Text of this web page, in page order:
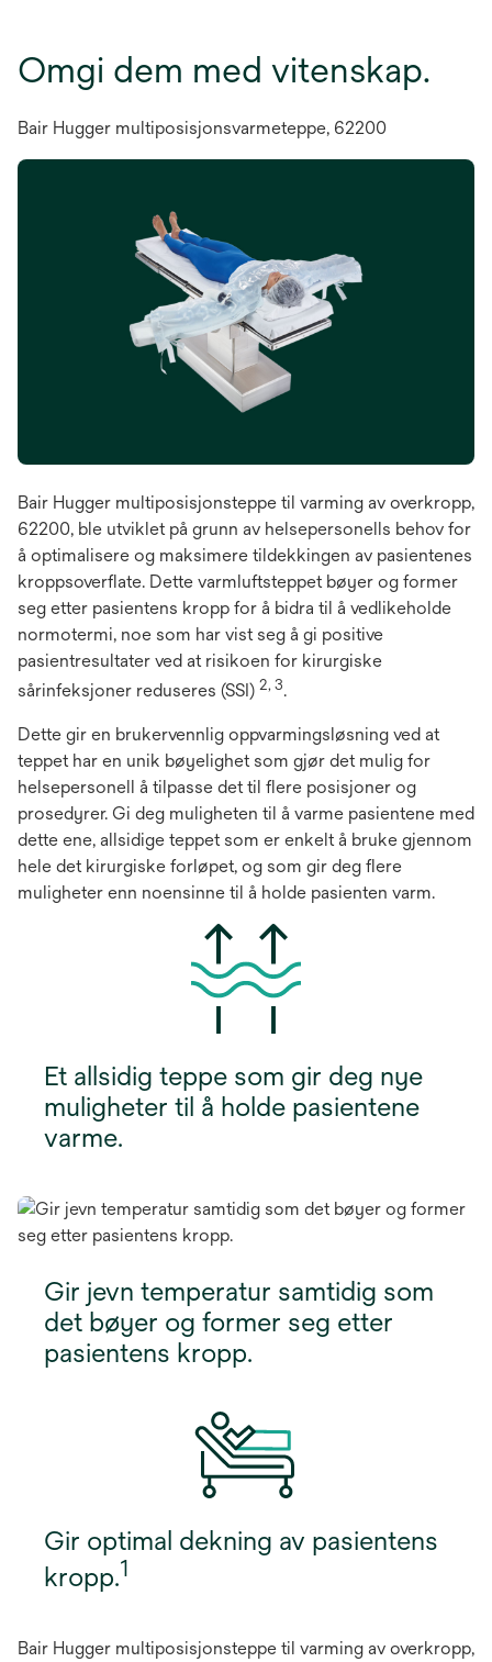
Omgi dem med vitenskap.
Bair Hugger multiposisjonsvarmeteppe, 62200
Bair Hugger multiposisjonsteppe til varming av overkropp,
62200, ble utviklet på grunn av helsepersonells behov for
å optimalisere og maksimere tildekkingen av pasientenes
kroppsoverflate. Dette varmluftsteppet bøyer og former
seg etter pasientens kropp for å bidra til å vedlikeholde
normotermi, noe som har vist seg å gi positive
pasientresultater ved at risikoen for kirurgiske
sårinfeksjoner reduseres (SSI) 2, 3.
Dette gir en brukervennlig oppvarmingsløsning ved at
teppet har en unik bøyelighet som gjør det mulig for
helsepersonell å tilpasse det til flere posisjoner og
prosedyrer. Gi deg muligheten til å varme pasientene med
dette ene, allsidige teppet som er enkelt å bruke gjennom
hele det kirurgiske forløpet, og som gir deg flere
muligheter enn noensinne til å holde pasienten varm.
Et allsidig teppe som gir deg nye
muligheter til å holde pasientene
varme.
Gir jevn temperatur samtidig som
det bøyer og former seg etter
pasientens kropp.
Gir optimal dekning av pasientens
kropp.1
Bair Hugger multiposisjonsteppe til varming av overkropp,